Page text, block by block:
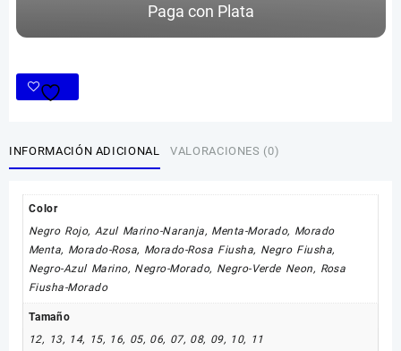
Paga con Plata
INFORMACIÓN ADICIONAL VALORACIONES (0)
Color
Negro Rojo, Azul Marino-Naranja, Menta-Morado, Morado
Menta, Morado-Rosa, Morado-Rosa Fiusha, Negro Fiusha,
Negro-Azul Marino, Negro-Morado, Negro-Verde Neon, Rosa
Fiusha-Morado
Tamaño
12, 13, 14, 15, 16, 05, 06, 07, 08, 09, 10, 11